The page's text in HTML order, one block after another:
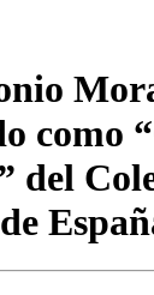
como
del